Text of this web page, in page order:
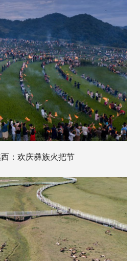
西：欢庆彝族火把节